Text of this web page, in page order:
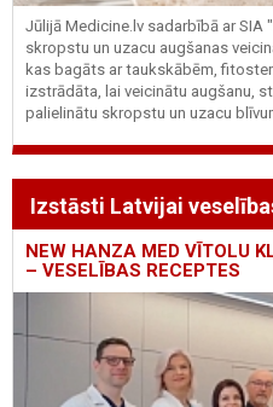
Jūlijā Medicine.lv sadarbībā ar
skropstu un uzacu augšanas
kas bagāts ar taukskābēm,
izstrādāta, lai veicinātu augšanu,
palielinātu skropstu un uzacu
Izstāsti Latvijai
NEW HANZA MED VĪTOLU
– VESELĪBAS RECEPTES